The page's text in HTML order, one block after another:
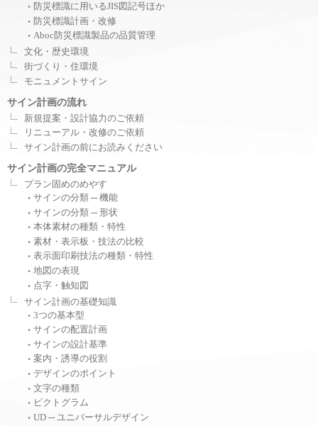
防災標識に用いるJIS図記号ほか
防災標識計画・改修
Aboc防災標識製品の品質管理
文化・歴史環境
街づくり・住環境
モニュメントサイン
サイン計画の流れ
新規提案・設計協力のご依頼
リニューアル・改修のご依頼
サイン計画の前にお読みください
サイン計画の完全マニュアル
プラン固めのめやす
サインの分類 ─ 機能
サインの分類 ─ 形状
本体素材の種類・特性
素材・表示板・技法の比較
表示面印刷技法の種類・特性
地図の表現
点字・触知図
サイン計画の基礎知識
3つの基本型
サインの配置計画
サインの設計基準
案内・誘導の役割
デザインのポイント
文字の種類
ピクトグラム
UD ─ ユニバーサルデザイン